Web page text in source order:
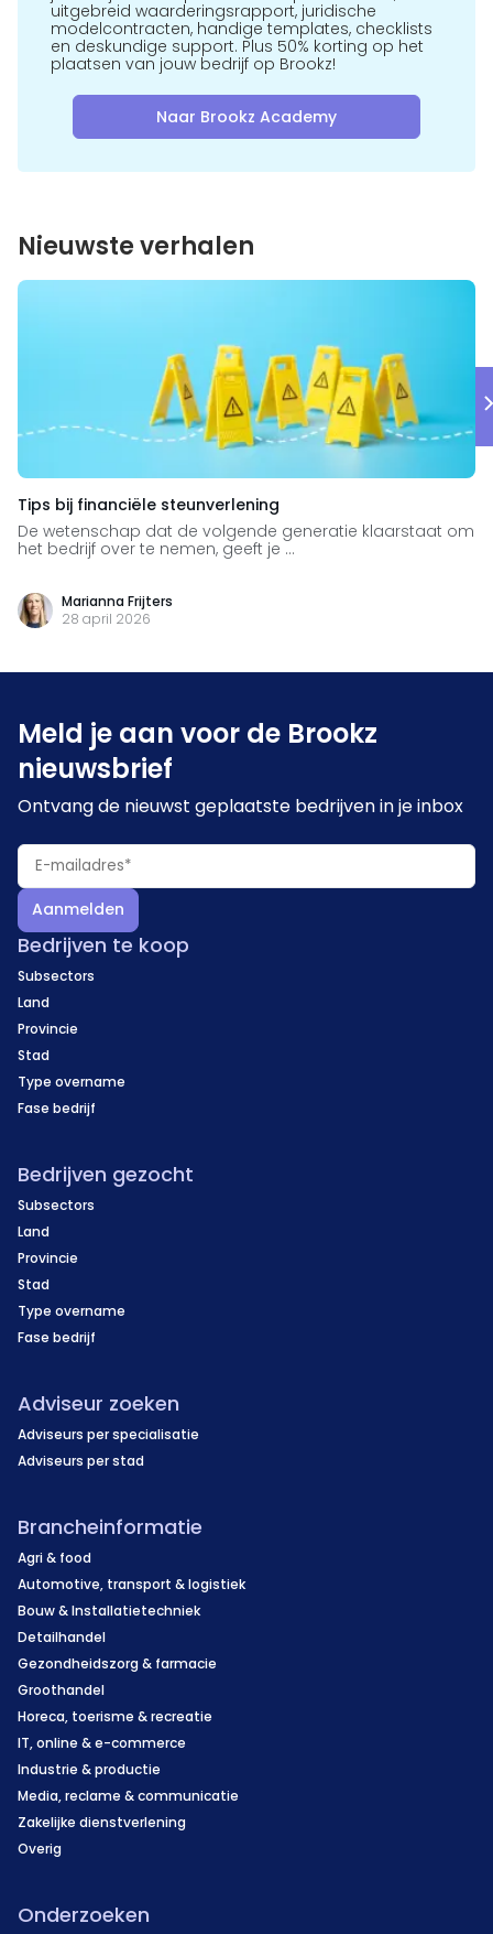
uitgebreid waarderingsrapport, juridische
modelcontracten, handige templates, checklists
en deskundige support. Plus 50% korting op het
plaatsen van jouw bedrijf op Brookz!
Naar Brookz Academy
Nieuwste verhalen
Tips bij financiële steunverlening
De wetenschap dat de volgende generatie klaarstaat om
het bedrijf over te nemen, geeft je ...
Marianna Frijters
28 april 2026
Meld je aan voor de Brookz
nieuwsbrief
Ontvang de nieuwst geplaatste bedrijven in je inbox
Aanmelden
Bedrijven te koop
Subsectors
Land
Provincie
Stad
Type overname
Fase bedrijf
Bedrijven gezocht
Subsectors
Land
Provincie
Stad
Type overname
Fase bedrijf
Adviseur zoeken
Adviseurs per specialisatie
Adviseurs per stad
Brancheinformatie
Agri & food
Automotive, transport & logistiek
Bouw & Installatietechniek
Detailhandel
Gezondheidszorg & farmacie
Groothandel
Horeca, toerisme & recreatie
IT, online & e-commerce
Industrie & productie
Media, reclame & communicatie
Zakelijke dienstverlening
Overig
Onderzoeken